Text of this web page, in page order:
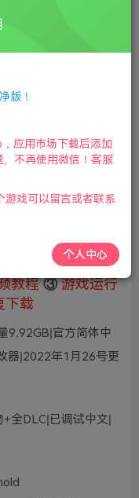
Warlords
登录购买
支付成功后请刷新网页
教程 ③ 游戏运行
下载
9.92GB|官方简体中
器|2022年1月26号更
全DLC|已调试中文|
版！
应用市场下载后添加
不再使用微信！客服
游戏可以留言或者联系
个人中心